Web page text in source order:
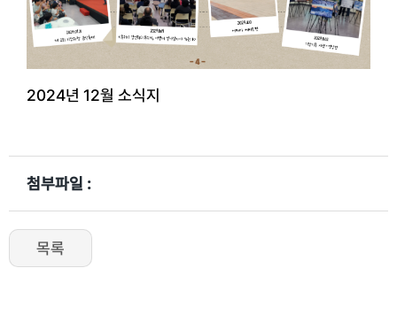
2024년 12월 소식지
첨부파일 :
목록